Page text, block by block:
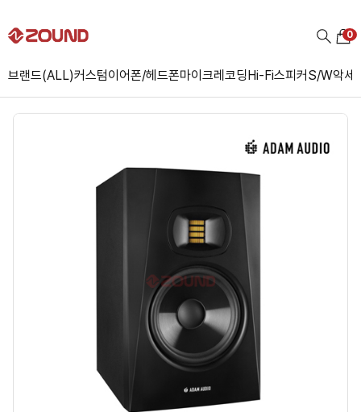
브랜드(ALL)커스텀이어폰/헤드폰마이크레코딩Hi-Fi스피커S/W악세
0